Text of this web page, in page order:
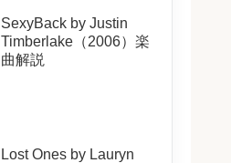
SexyBack by Justin
Timberlake（2006）楽
曲解説
Lost Ones by Lauryn